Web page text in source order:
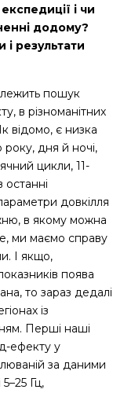
і чи
додому?
результати
пошук
в різноманітних
відомо, є низка
року, дня й ночі,
цикли, 11-
останні
довкілля
в якому можна
ми маємо справу
І якщо,
поява
то зараз дедалі
із
Перші наші
ефекту у
за даними
Гц,